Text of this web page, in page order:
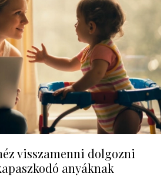
visszamenni dolgozni
anyáknak